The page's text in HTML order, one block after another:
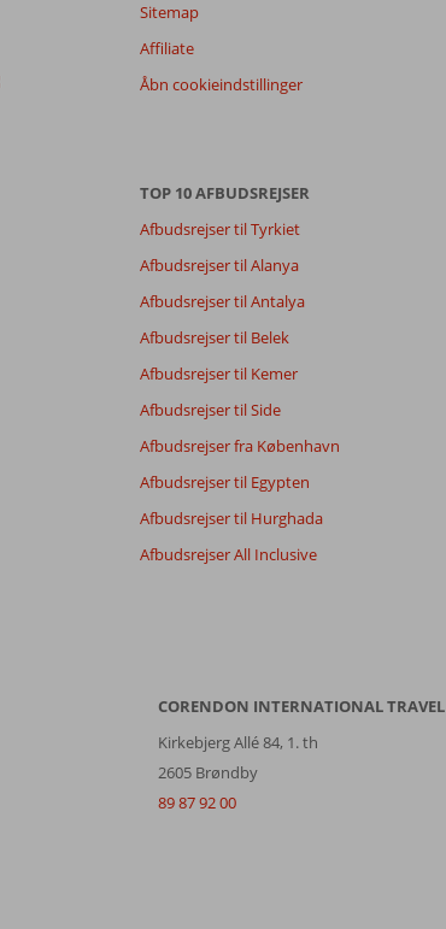
Sorter
dato (ny > gammel)
Sitemap
Affiliate
Åbn cookieindstillinger
TOP 10 AFBUDSREJSER
Afbudsrejser til Tyrkiet
Afbudsrejser til Alanya
Afbudsrejser til Antalya
Afbudsrejser til Belek
Afbudsrejser til Kemer
Afbudsrejser til Side
Afbudsrejser fra København
Afbudsrejser til Egypten
Afbudsrejser til Hurghada
Afbudsrejser All Inclusive
CORENDON INTERNATIONAL TRAVEL
Kirkebjerg Allé 84, 1. th
2605 Brøndby
89 87 92 00